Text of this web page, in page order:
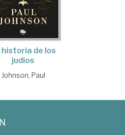
historia de los
judíos
Johnson, Paul